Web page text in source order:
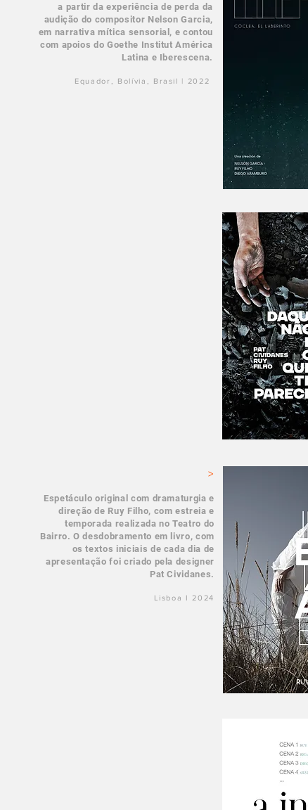
a partir da experiência de perda da
audição do compositor Nelson Garcia,
em narrativa mítica sensorial, e contou
com apoios do Goethe Institut América
Latina e Iberescena.
Equador, Bolívia, Brasil | 2022
>
Espetáculo original com dramaturgia e
direção de Ruy Filho, com estreia e
temporada realizada no Teatro do
Bairro. O desdobramento em livro, com
os textos iniciais de cada dia de
apresentação foi criado pela designer
Pat Cividanes.
Lisboa I 2024